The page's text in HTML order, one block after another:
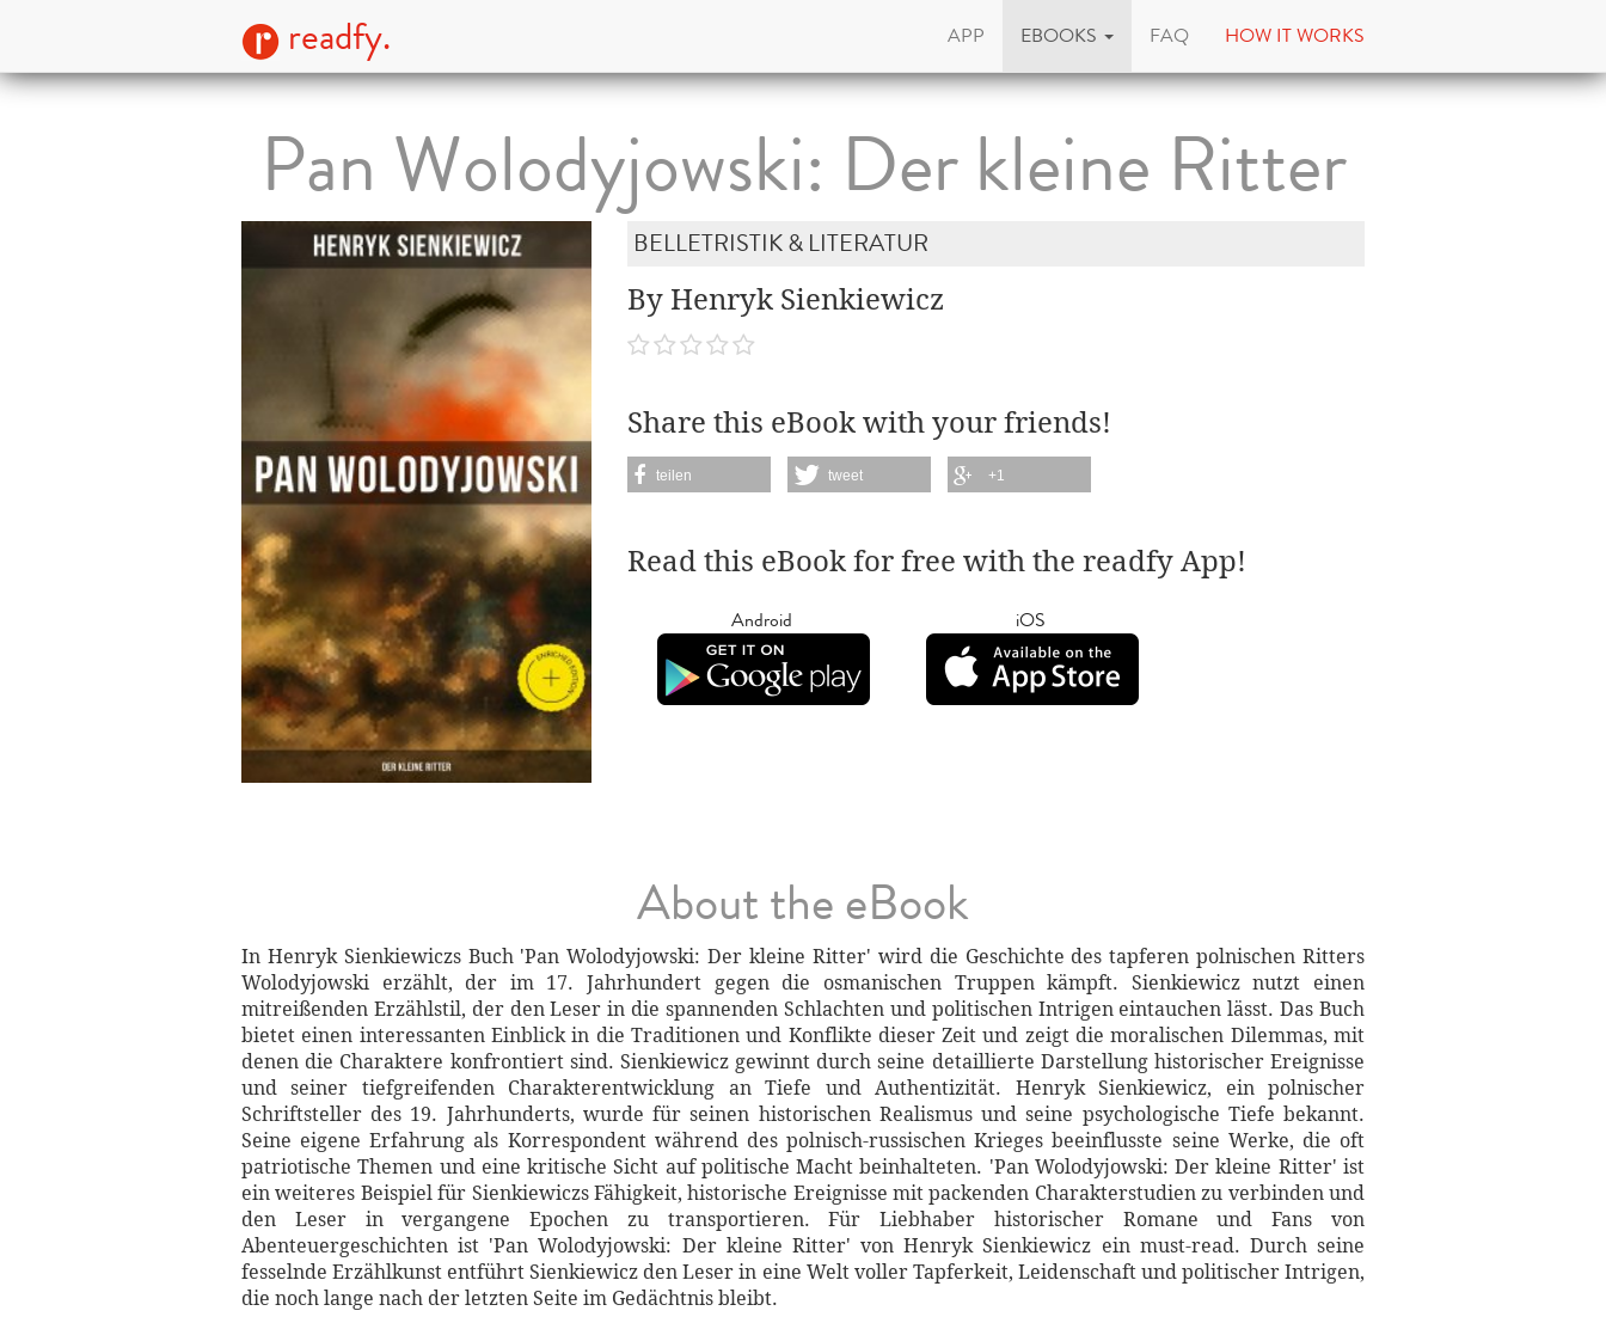
readfy. APP EBOOKS FAQ HOW IT WORKS
Pan Wolodyjowski: Der kleine Ritter
BELLETRISTIK & LITERATUR
By Henryk Sienkiewicz
Share this eBook with your friends!
teilen tweet +1
Read this eBook for free with the readfy App!
Android iOS
About the eBook
In Henryk Sienkiewiczs Buch 'Pan Wolodyjowski: Der kleine Ritter' wird die Geschichte des tapferen polnischen Ritters
Wolodyjowski erzählt, der im 17. Jahrhundert gegen die osmanischen Truppen kämpft. Sienkiewicz nutzt einen
mitreißenden Erzählstil, der den Leser in die spannenden Schlachten und politischen Intrigen eintauchen lässt. Das Buch
bietet einen interessanten Einblick in die Traditionen und Konflikte dieser Zeit und zeigt die moralischen Dilemmas, mit
denen die Charaktere konfrontiert sind. Sienkiewicz gewinnt durch seine detaillierte Darstellung historischer Ereignisse
und seiner tiefgreifenden Charakterentwicklung an Tiefe und Authentizität. Henryk Sienkiewicz, ein polnischer
Schriftsteller des 19. Jahrhunderts, wurde für seinen historischen Realismus und seine psychologische Tiefe bekannt.
Seine eigene Erfahrung als Korrespondent während des polnisch-russischen Krieges beeinflusste seine Werke, die oft
patriotische Themen und eine kritische Sicht auf politische Macht beinhalteten. 'Pan Wolodyjowski: Der kleine Ritter' ist
ein weiteres Beispiel für Sienkiewiczs Fähigkeit, historische Ereignisse mit packenden Charakterstudien zu verbinden und
den Leser in vergangene Epochen zu transportieren. Für Liebhaber historischer Romane und Fans von
Abenteuergeschichten ist 'Pan Wolodyjowski: Der kleine Ritter' von Henryk Sienkiewicz ein must-read. Durch seine
fesselnde Erzählkunst entführt Sienkiewicz den Leser in eine Welt voller Tapferkeit, Leidenschaft und politischer Intrigen,
die noch lange nach der letzten Seite im Gedächtnis bleibt.